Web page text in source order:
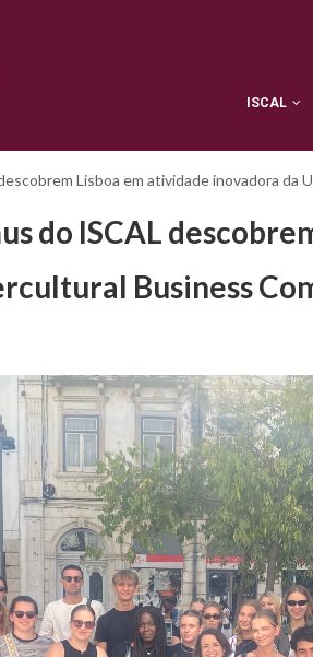
ISCAL
do ISCAL
Business
Lisboa em atividade inovadora